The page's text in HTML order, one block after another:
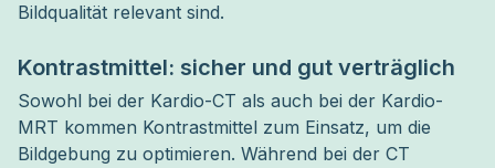
Bildqualität relevant sind.
Kontrastmittel: sicher und gut verträglich
Sowohl bei der Kardio-CT als auch bei der Kardio-
MRT kommen Kontrastmittel zum Einsatz, um die
Bildgebung zu optimieren. Während bei der CT